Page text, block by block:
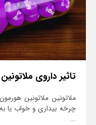
تاثیر داروی
ملاتونین ملاتونین
چرخه بیداری و خواب یا
...